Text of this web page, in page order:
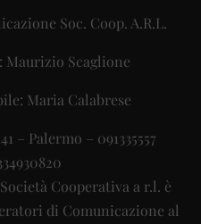
Soc. Coop. A.R.L.
Scaglione
Maria Calabrese
– Palermo – 091335557
Cooperativa a r.l. è
di Comunicazione al